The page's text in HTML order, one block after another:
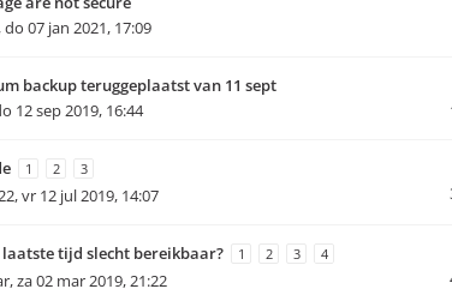
,do 07 jan 2021, 17:09
backup teruggeplaatst van 11 sept
12 sep 2019, 16:44
1 2 3
,vr 12 jul 2019, 14:07
tijd slecht bereikbaar? 1 2 3 4
,za 02 mar 2019, 21:22